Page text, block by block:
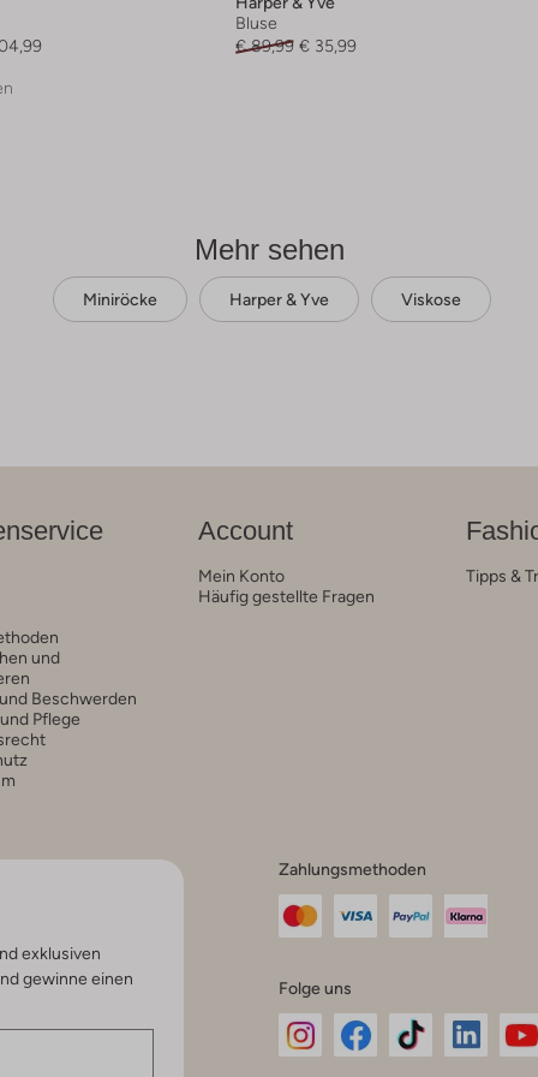
Bluse
€ 89,99 € 35,99
Mehr sehen
Miniröcke Harper & Yve Viskose
und
Beschwerden
Pflege
Account
Mein Konto
Häufig gestellte Fragen
Tipps &
exklusiven
gewinne einen
Zahlungsmethoden
Folge uns